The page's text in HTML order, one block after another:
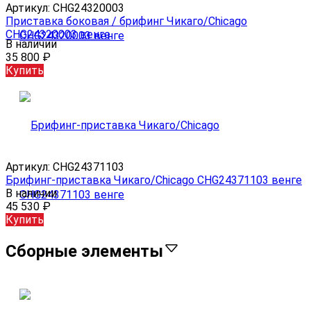
Артикул: CHG24320003
Приставка боковая / брифинг Чикаго/Chicago
CHG24320003 венге
В наличии
35 800 ₽
Купить
Артикул: CHG24371103
Брифинг-приставка Чикаго/Chicago CHG24371103 венге
В наличии
45 530 ₽
Купить
Сборные элементы